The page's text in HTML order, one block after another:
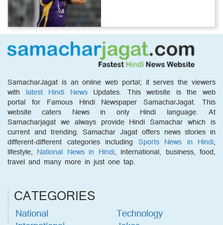
SamacharJagat is an online web portal; it serves the viewers
with latest Hindi NewsUpdates. This website is the web
portal for Famous Hindi Newspaper SamacharJagat. This
website caters News in only Hindi language. At
Samacharjagat we always provide Hindi Samachar which is
current and trending. Samachar Jagat offers news stories in
different-different categories including Sports News in Hindi,
lifestyle, National News in Hindi, international, business, food,
travel and many more in just one tap.
CATEGORIES
National
Technology